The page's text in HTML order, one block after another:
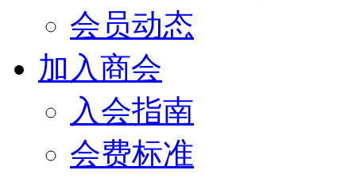
会员动态
加入商会
入会指南
会费标准